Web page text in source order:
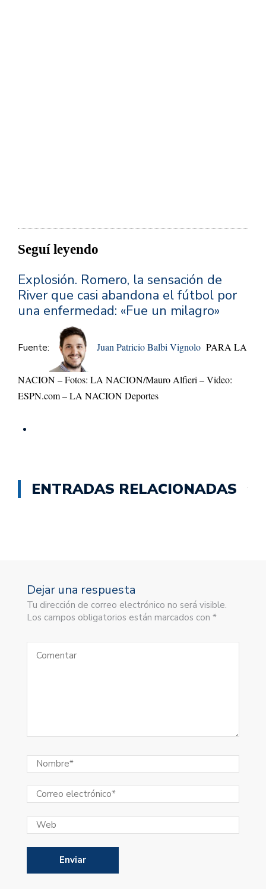
Seguí leyendo
Explosión. Romero, la sensación de
River que casi abandona el fútbol por
una enfermedad: «Fue un milagro»
Fuente: Juan Patricio Balbi Vignolo PARA LA
NACION – Fotos: LA NACION/Mauro Alfieri – Video:
ESPN.com – LA NACION Deportes
ENTRADAS RELACIONADAS
Dejar una respuesta
Tu dirección de correo electrónico no será visible.
Los campos obligatorios están marcados con *